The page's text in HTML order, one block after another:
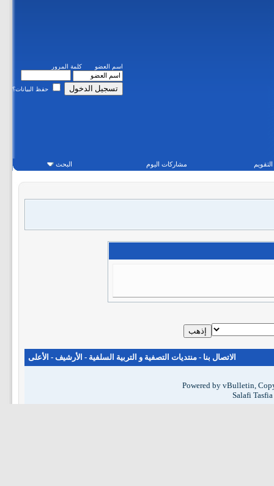
اسم العضو كلمة المرور
حفظ البيانات؟
التقويم مشاركات اليوم البحث
الاتصال بنا - منتديات التصفية و التربية السلفية - الأرشيف - الأعلى
Powered by vBulletin,
Salafi